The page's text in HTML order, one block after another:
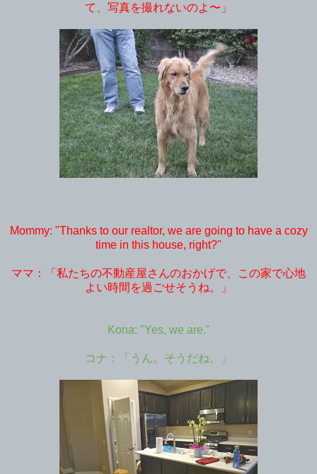
て、写真を撮れないのよ〜」
Mommy: "Thanks to our realtor, we are going to have a cozy
time in this house, right?"
ママ：「私たちの不動産屋さんのおかげで、この家で心地
よい時間を過ごせそうね。」
Kona: "Yes, we are."
コナ：「うん。そうだね。」